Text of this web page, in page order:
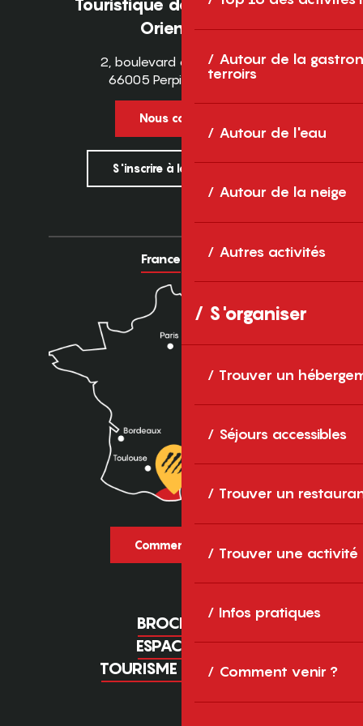
Autour de la
terroirs
Autour de l'eau
Autour de la neige
Autres activités
S'organiser
Trouver un
Séjours accessibles
Trouver un
Trouver une activité
Infos pratiques
Comment venir ?
Touristique des Pyrénées-
Orientales
2, boulevard des Pyrénées
66005 Perpignan Cedex
Nous contacter
S'inscrire à la newsletter
France Europe
Comment venir ?
BROCHURES
ESPACE PRO
TOURISME D'AFFAIRES